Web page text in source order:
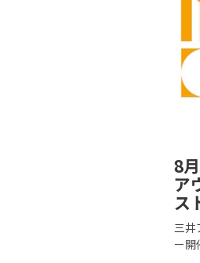
8
ア
ス
三井
ー開